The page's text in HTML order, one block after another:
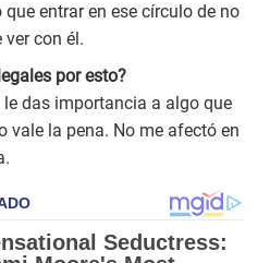
entrar en ese círculo de no
con él.
por esto?
le das importancia a algo que
vale la pena. No me afectó en